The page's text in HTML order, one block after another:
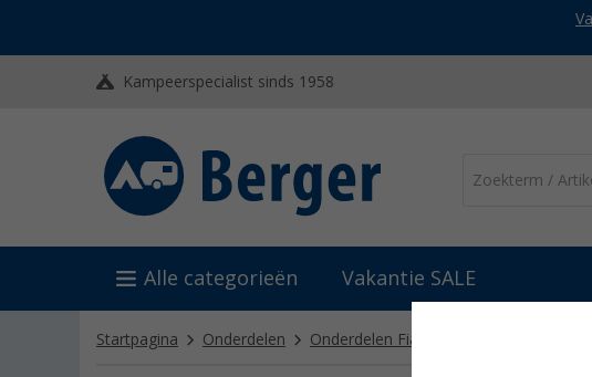
Kampeerspecialist sinds 1958
Alle categorieën Vakantie SALE
Startpagina Onderdelen Onderdelen Fiamma Onderdelen